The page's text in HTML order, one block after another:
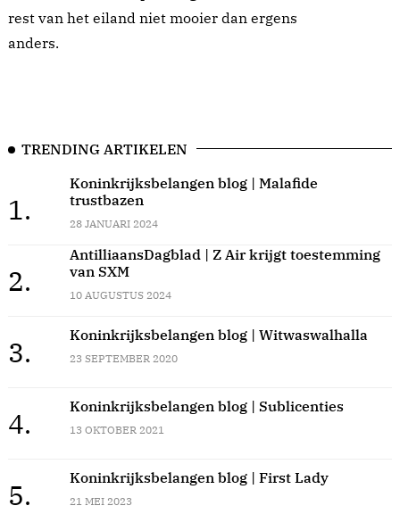
rest van het eiland niet mooier dan ergens
anders.
TRENDING ARTIKELEN
1.
Koninkrijksbelangen blog | Malafide
trustbazen
28 JANUARI 2024
2.
AntilliaansDagblad | Z Air krijgt toestemming
van SXM
10 AUGUSTUS 2024
3.
Koninkrijksbelangen blog | Witwaswalhalla
23 SEPTEMBER 2020
4.
Koninkrijksbelangen blog | Sublicenties
13 OKTOBER 2021
5.
Koninkrijksbelangen blog | First Lady
21 MEI 2023